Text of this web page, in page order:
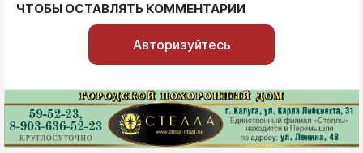
ЧТОБЫ ОСТАВЛЯТЬ КОММЕНТАРИИ
Авторизуйтесь